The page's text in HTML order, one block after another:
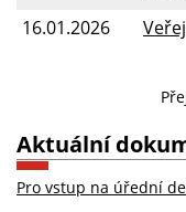
16.01.2026
Aktuální
Pro vstup na úřední